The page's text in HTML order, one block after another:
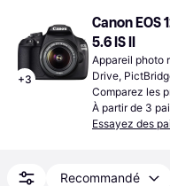
+3
Canon EOS
5.6 IS II
Appareil photo
Drive,
Comparez les
À partir de 3
Essayez des
Recommandé